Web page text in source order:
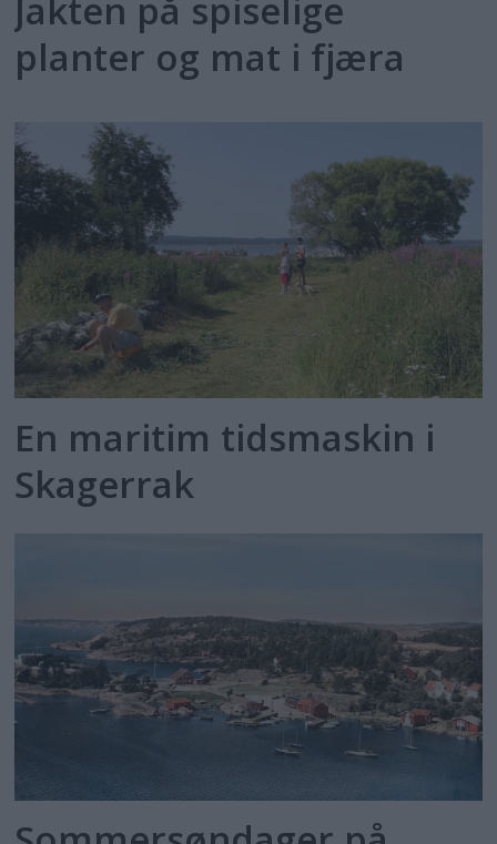
Jakten på spiselige
planter og mat i fjæra
En maritim tidsmaskin i
Skagerrak